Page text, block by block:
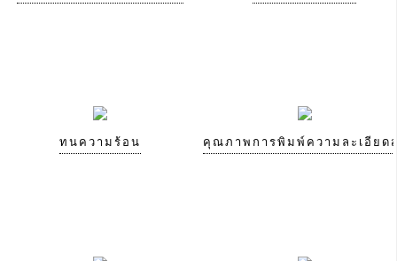
ทนความร้อน คุณภาพการพิมพ์ความละเอียด